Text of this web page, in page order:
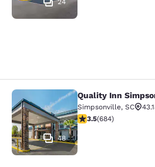
24
Quality Inn
48
Quality Inn
Simpsonville, SC
Calificación de 3.52
3.5(684)